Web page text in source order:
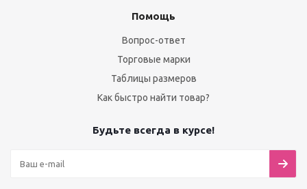
Помощь
Вопрос-ответ
Торговые марки
Таблицы размеров
Как быстро найти товар?
Будьте всегда в курсе!